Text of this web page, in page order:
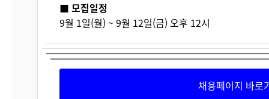
■ 모집일정
9월 1일(월) ~ 9월 12일(금) 오후 12시
채용페이지 바로